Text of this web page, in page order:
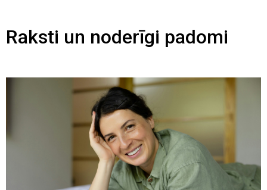
Raksti un noderīgi padomi